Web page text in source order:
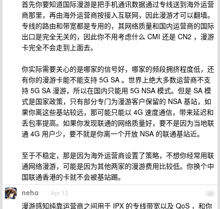
首先你要知道国际漫游是把手机通讯数据通过专线送到海外运营
商那里，再由海外运营商按接入互联网，因此漫游才可以翻墙。
专线的路由和带宽都是专用的，其网络质量和国内运营商的国际
出口是完全无关的，因此你不用考虑什么 CMI 还是 CN2 ，漫游
卡完全不会走到上面去。
你实际需要关心的是哪家的信号好，哪家的频段拥挤程度低，还
有你的漫游卡能不能支持 5G SA 。世界上绝大多数运营商不支
持 5G SA 漫游，所以在国内只能用 5G NSA 模式。但是 SA 模
式是国家政策，只有部分专门为漫游客户保留的 NSA 基站，如
果你离这些基站较远，那可能只能以 4G 速度通信，带来延迟和
丢包率提高。如果你发现联通的网络质量好，要不是因为当地联
通 4G 用户少，要不就是你离一个开放 NSA 的联通基站近。
至于不稳定，那是因为海外运营商设置了策略，不想你经常用联
通网络漫游，可能是因为其他两家的漫游费用比较低。你换个中
国联通香港的卡就不会被基站踢。
28
neho Apr 13
漫游感知纯靠运营商之间用于 IPX 的专线带宽以及 QoS ，和你